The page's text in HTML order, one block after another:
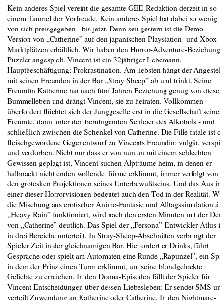
Kein anderes Spiel vereint die gesamte GEE-Redaktion derzeit in so
einem Taumel der Vorfreude. Kein anderes Spiel hat dabei so wenig
von sich preisgegeben - bis jetzt. Denn seit gestern ist die Demo-
Version von „Catherine” auf den japanischen Playstation- und Xbox-
Marktplätzen erhältlich. Wir haben den Horror-Adventure-
Puzzler angespielt. Vincent ist ein 32jähriger Lebemann.
Hauptbeschäftigung: Prokrastination. Am liebsten hängt der
mit seinen Freunden in der Bar „Stray Sheep” ab und trinkt. Seine
Freundin Katherine hat nach fünf Jahren Beziehung genug von
Bummelleben und drängt Vincent, sie zu heiraten. Vollkommen
überfordert flüchtet sich der Junggeselle erst in die Gesellschaft
Freunde, dann unter den beruhigenden Schleier des Alkohols - und
schließlich zwischen die Schenkel von Catherine. Die Fille fatale ist
fleischgewordene Gegenentwurf zu Vincents Freundin: vulgär,
und verdorben. Nicht nur dass er von nun an mit einem schlechten
Gewissen geplagt ist, Vincent suchen Alpträume heim, in denen er
halbnackt nicht enden wollende Türme erklimmt, immer verfolgt von
den grotesken Projektionen seines Unterbewußtseins. Und das Aus
einer dieser Horrorvisionen bedeutet auch den Tod in der Realität.
die Mischung aus erotischer Anime-Fantasie und Alltagssimulation
„Heavy Rain” funktioniert, wird nach den ersten Minuten mit der
von „Catherine” deutlich. Das Spiel der „Persona”-Entwickler Atlus
in drei Bereiche unterteilt. In Stray-Sheep-Abschnitten verbringt der
Spieler Zeit in der gleichnamigen Bar. Hier ordert er Drinks, führt
Gespräche oder spielt am Automaten eine Runde „Rapunzel”, ein
in dem der Prinz einen Turm erklimmt, um seine blondgelockte
Geliebte zu erreichen. In den Drama-Episoden fällt der Spieler für
Vincent Entscheidungen über dessen Liebesleben: Er sendet SMS
verteilt Zuwendung an Katherine oder Catherine. In den Nightmare-